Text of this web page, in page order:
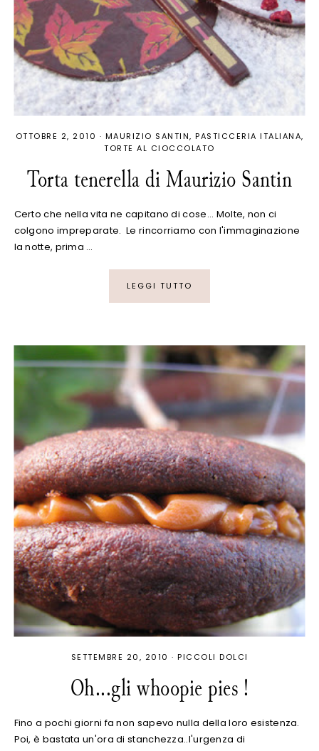
OTTOBRE 2, 2010 · MAURIZIO SANTIN
PASTICCERIA ITALIANA
TORTE AL CIOCCOLATO
Torta tenerella di Maurizio Santin
Certo che nella vita ne capitano di cose... Molte, non ci
colgono impreparate. Le rincorriamo con l'immaginazione
la notte, prima …
LEGGI TUTTO
SETTEMBRE 20, 2010 · PICCOLI DOLCI
Oh...gli whoopie pies !
Fino a pochi giorni fa non sapevo nulla della loro esistenza.
Poi, è bastata un'ora di stanchezza..l'urgenza di